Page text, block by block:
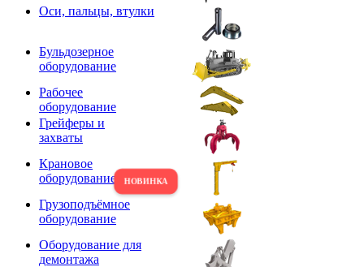
Оси, пальцы, втулки
Бульдозерное
оборудование
Рабочее
оборудование
Грейферы и
захваты
Крановое
оборудование
Грузоподъёмное
оборудование
Оборудование для
демонтажа